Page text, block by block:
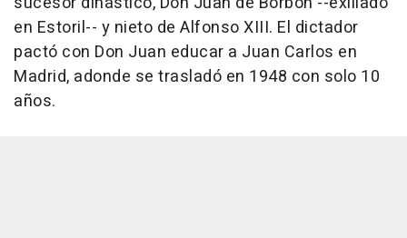
en Estoril-- y nieto de Alfonso XIII. El dictador
pactó con Don Juan educar a Juan Carlos en
Madrid, adonde se trasladó en 1948 con solo 10
años.